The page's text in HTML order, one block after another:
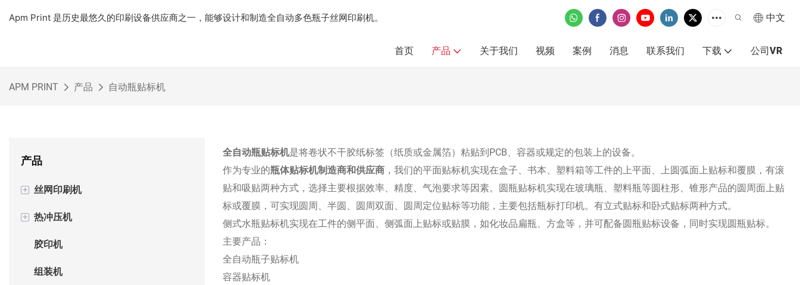
Apm Print 是历史最悠久的印刷设备供应商之一，能够设计和制造全自动多色瓶子丝网印刷机。 中文
首页 产品 关于我们 视频 案例 消息 联系我们 下载 公司VR
APM PRINT 产品 自动瓶贴标机
产品
+ 丝网印刷机
半自动丝网印刷机
自动丝网印刷机
+ 热冲压机
半自动烫金机
自动烫金机
胶印机
组装机
全自动瓶贴标机是将卷状不干胶纸标签（纸质或金属箔）粘贴到PCB、容器或规定的包装上的设备。
作为专业的瓶体贴标机制造商和供应商，我们的平面贴标机实现在盒子、书本、塑料箱等工件的上平面、上圆弧面上贴标和覆膜，有滚
贴和吸贴两种方式，选择主要根据效率、精度、气泡要求等因素。圆瓶贴标机实现在玻璃瓶、塑料瓶等圆柱形、锥形产品的圆周面上贴
标或覆膜，可实现圆周、半圆、圆周双面、圆周定位贴标等功能，主要包括瓶标打印机。有立式贴标和卧式贴标两种方式。
侧式水瓶贴标机实现在工件的侧平面、侧弧面上贴标或贴膜，如化妆品扁瓶、方盒等，并可配备圆瓶贴标设备，同时实现圆瓶贴标。
主要产品：
全自动瓶子贴标机
容器贴标机